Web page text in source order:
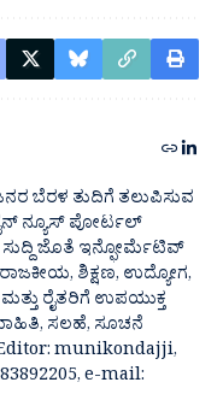
ಬೆರಳ ತುದಿಗೆ ತಲುಪಿಸುವ
ನ್ಯೂಸ್ ಪೋರ್ಟಲ್
ಜೊತೆ ಇನ್ಫೋರ್ಮೆಟಿವ್
ಶಿಕ್ಷಣ, ಉದ್ಯೋಗ,
ಮತ್ತು ರೈತರಿಗೆ ಉಪಯುಕ್ತ
ಸಲಹೆ, ಸೂಚನೆ
munikondajji,
e-mail: